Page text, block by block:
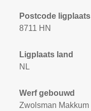
Postcode ligplaats
8711 HN
Ligplaats land
NL
Werf gebouwd
Zwolsman Makkum